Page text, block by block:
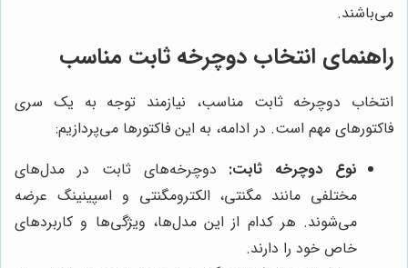
می‌باشند.
راهنمای انتخاب دوچرخه ثابت مناسب
انتخاب دوچرخه ثابت مناسب، نیازمند توجه به یک سری
فاکتورهای مهم است. در ادامه، به این فاکتورها می‌پردازیم:
نوع دوچرخه ثابت: دوچرخه‌های ثابت در مدل‌های
مختلفی مانند مگنتی، الکترومگنتی و اسپینینگ عرضه
می‌شوند. هر کدام از این مدل‌ها، ویژگی‌ها و کاربردهای
خاص خود را دارند.